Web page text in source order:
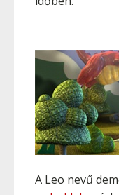
A Leo nevű